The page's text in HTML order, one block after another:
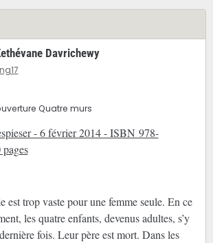
Davrichewy
- 6 février 2014 - ISBN 978-
est trop vaste pour une femme seule. En ce
les quatre enfants, devenus adultes, s’y
fois. Leur père est mort. Dans les